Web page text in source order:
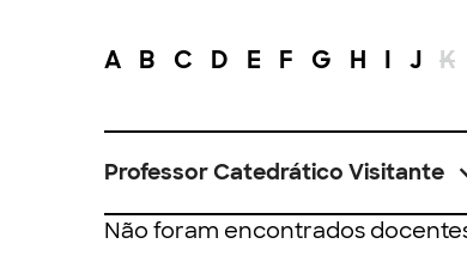
A B C D E F G H I J K
Professor Catedrático Visitante
Não foram encontrados